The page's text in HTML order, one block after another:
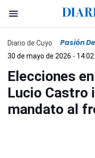
Diario de Cuyo Pasión
30 de mayo de 2026 - 14:02
Elecciones
Lucio Castro
mandato al